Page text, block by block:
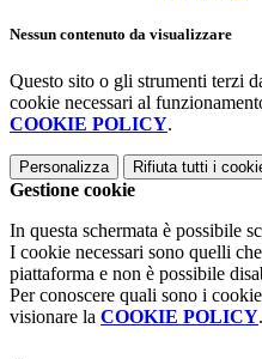
Nessun contenuto da visualizzare
Questo sito o gli strumenti terzi
cookie necessari al
COOKIE POLICY.
Personalizza Rifiuta tutti i
Gestione cookie
In questa schermata è possibile
I cookie necessari sono quelli
piattaforma e non è possibile
Per conoscere quali sono i
visionare la COOKIE POLICY.